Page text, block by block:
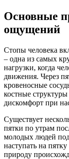
Основные
ощущений
Стопы человека
– одна из самых
нагрузки, когда
движения. Через
кровеносные
костные
дискомфорт при
Существует
пятки по утрам
молодых людей
наступать на
природу